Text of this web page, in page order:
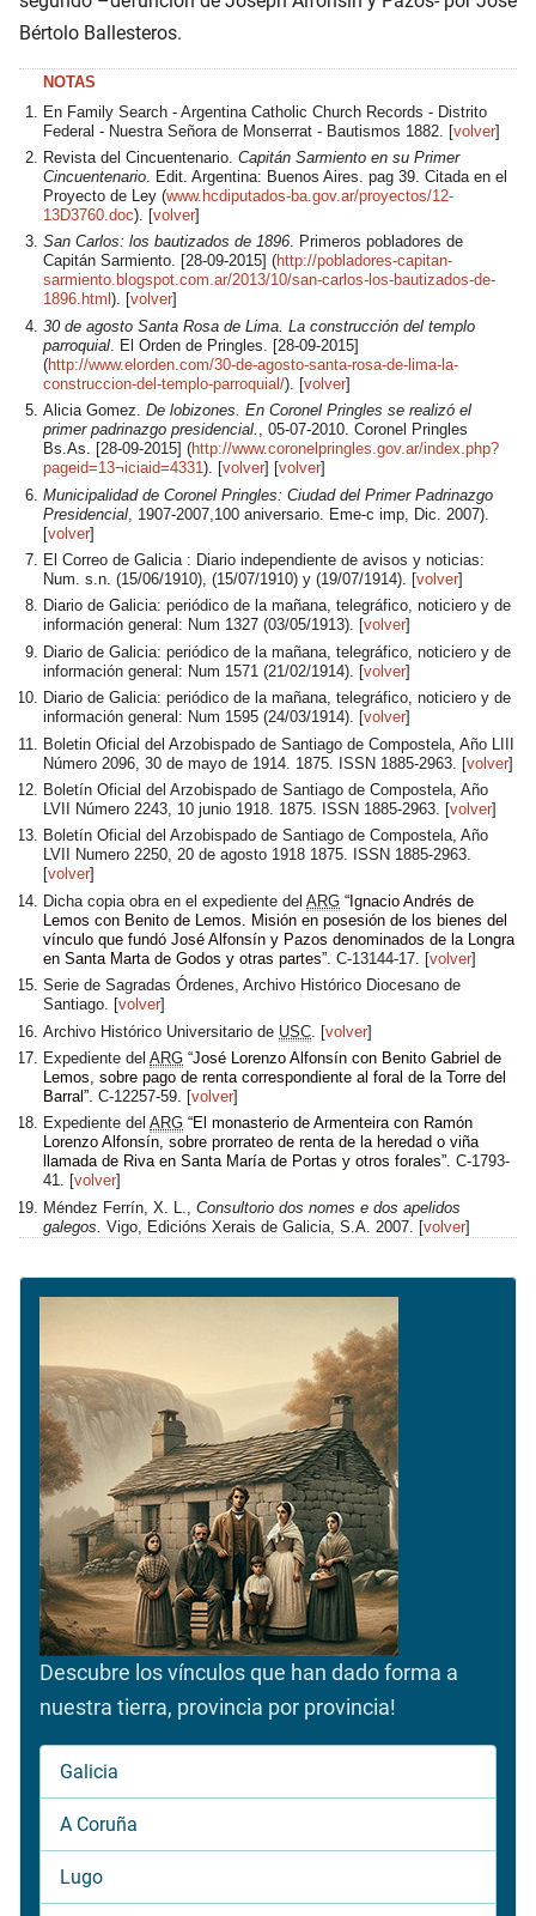
Bértolo Ballesteros.
En Family Search - Argentina Catholic Church Records - Distrito
Federal - Nuestra Señora de Monserrat - Bautismos 1882 . [volver]
Revista del Cincuentenario. Capitán Sarmiento en su Primer
Cincuentenario. Edit. Argentina: Buenos Aires. pag 39. Citada en el
Proyecto de Ley (www.hcdiputados-ba.gov.ar/proyectos/12-
13D3760.doc). [volver]
San Carlos: los bautizados de 1896. Primeros pobladores de
Capitán Sarmiento. [28-09-2015] (http://pobladores-capitan-
sarmiento.blogspot.com.ar/2013/10/san-carlos-los-bautizados-de-
1896.html ). [volver]
30 de agosto Santa Rosa de Lima. La construcción del templo
parroquial . El Orden de Pringles. [28-09-2015]
(http://www.elorden.com/30-de-agosto-santa-rosa-de-lima-la-
construccion-del-templo-parroquial/). [volver]
Alicia Gomez. De lobizones. En Coronel Pringles se realizó el
primer padrinazgo presidencial. , 05-07-2010. Coronel Pringles
Bs.As. [28-09-2015] (http://www.coronelpringles.gov.ar/index.php?
pageid=13¬iciaid=4331). [volver] [volver]
Municipalidad de Coronel Pringles: Ciudad del Primer Padrinazgo
Presidencial 1907-2007 ,100 aniversario. Eme-c imp, Dic. 2007).
[volver]
El Correo de Galicia : Diario independiente de avisos y noticias:
Num. s.n. (15/06/1910), (15/07/1910) y (19/07/1914). [volver]
Diario de Galicia: periódico de la mañana, telegráfico, noticiero y de
información general: Num 1327 (03/05/1913). [volver]
Diario de Galicia: periódico de la mañana, telegráfico, noticiero y de
información general: Num 1571 (21/02/1914). [volver]
Diario de Galicia: periódico de la mañana, telegráfico, noticiero y de
información general: Num 1595 (24/03/1914). [volver]
Boletin Oficial del Arzobispado de Santiago de Compostela, Año LIII
Número 2096, 30 de mayo de 1914 . 1875. ISSN 1885-2963. [volver]
Boletín Oficial del Arzobispado de Santiago de Compostela, Año
LVII Número 2243, 10 junio 1918 . 1875. ISSN 1885-2963. [volver]
Boletín Oficial del Arzobispado de Santiago de Compostela, Año
LVII Numero 2250, 20 de agosto 1918 1875. ISSN 1885-2963.
[volver]
Dicha copia obra en el expediente del ARG Ignacio Andrés de
Lemos con Benito de Lemos. Misión en posesión de los bienes del
vínculo que fundó José Alfonsín y Pazos denominados de la Longra
en Santa Marta de Godos y otras partes
. C-13144-17. [volver]
Serie de Sagradas Órdenes, Archivo Histórico Diocesano de
Santiago. [volver]
Archivo Histórico Universitario de USC . [volver]
Expediente del ARG José Lorenzo Alfonsín con Benito Gabriel de
Lemos, sobre pago de renta correspondiente al foral de la Torre del
Barral
. C-12257-59. [volver]
Expediente del ARG
El monasterio de Armenteira con Ramón
Lorenzo Alfonsín, sobre prorrateo de renta de la heredad o viña
llamada de Riva en Santa María de Portas y otros forales . C-1793-
41. [volver]
Méndez Ferrín, X. L., Consultorio dos nomes e dos apelidos
galegos. Vigo, Edicións Xerais de Galicia, S.A. 2007 . [volver]
Descubre los vínculos que han dado forma a
nuestra tierra, provincia por provincia!
Galicia
A Coruña
Lugo